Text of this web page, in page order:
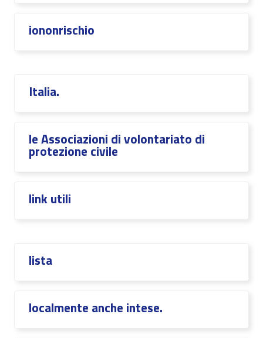
iononrischio
Italia.
le Associazioni di volontariato di
protezione civile
link utili
lista
localmente anche intese.